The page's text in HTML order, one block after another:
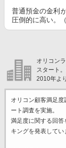
普通預金の金利
圧倒的に高い。
オリコン
スタート
2010年よ
オリコン顧客満足
ート調査を実施。
満足度に関する回
キングを発表してい